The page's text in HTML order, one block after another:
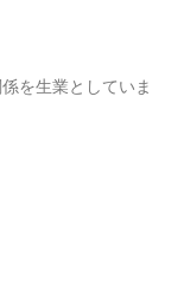
を生業としていま